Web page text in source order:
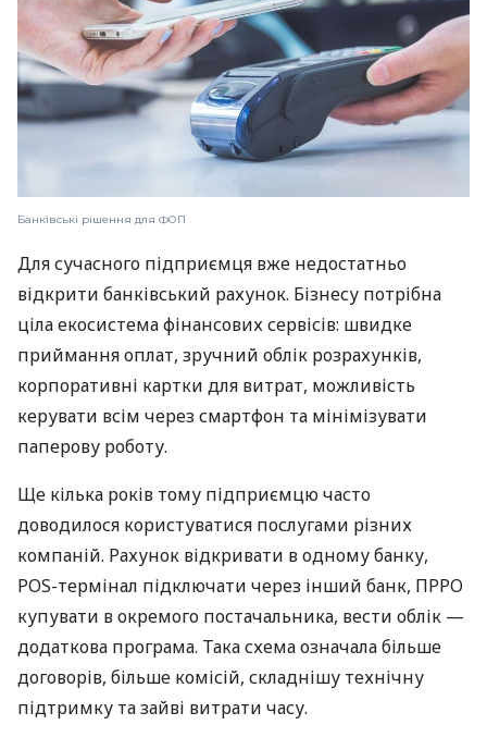
Банківські рішення для ФОП
Для сучасного підприємця вже недостатньо
відкрити банківський рахунок. Бізнесу потрібна
ціла екосистема фінансових сервісів: швидке
приймання оплат, зручний облік розрахунків,
корпоративні картки для витрат, можливість
керувати всім через смартфон та мінімізувати
паперову роботу.
Ще кілька років тому підприємцю часто
доводилося користуватися послугами різних
компаній. Рахунок відкривати в одному банку,
POS-термінал підключати через інший банк, ПРРО
купувати в окремого постачальника, вести облік —
додаткова програма. Така схема означала більше
договорів, більше комісій, складнішу технічну
підтримку та зайві витрати часу.